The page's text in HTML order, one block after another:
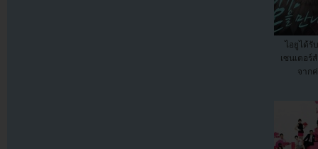
ไอยูได้รั
เซนเตอร์
จาก